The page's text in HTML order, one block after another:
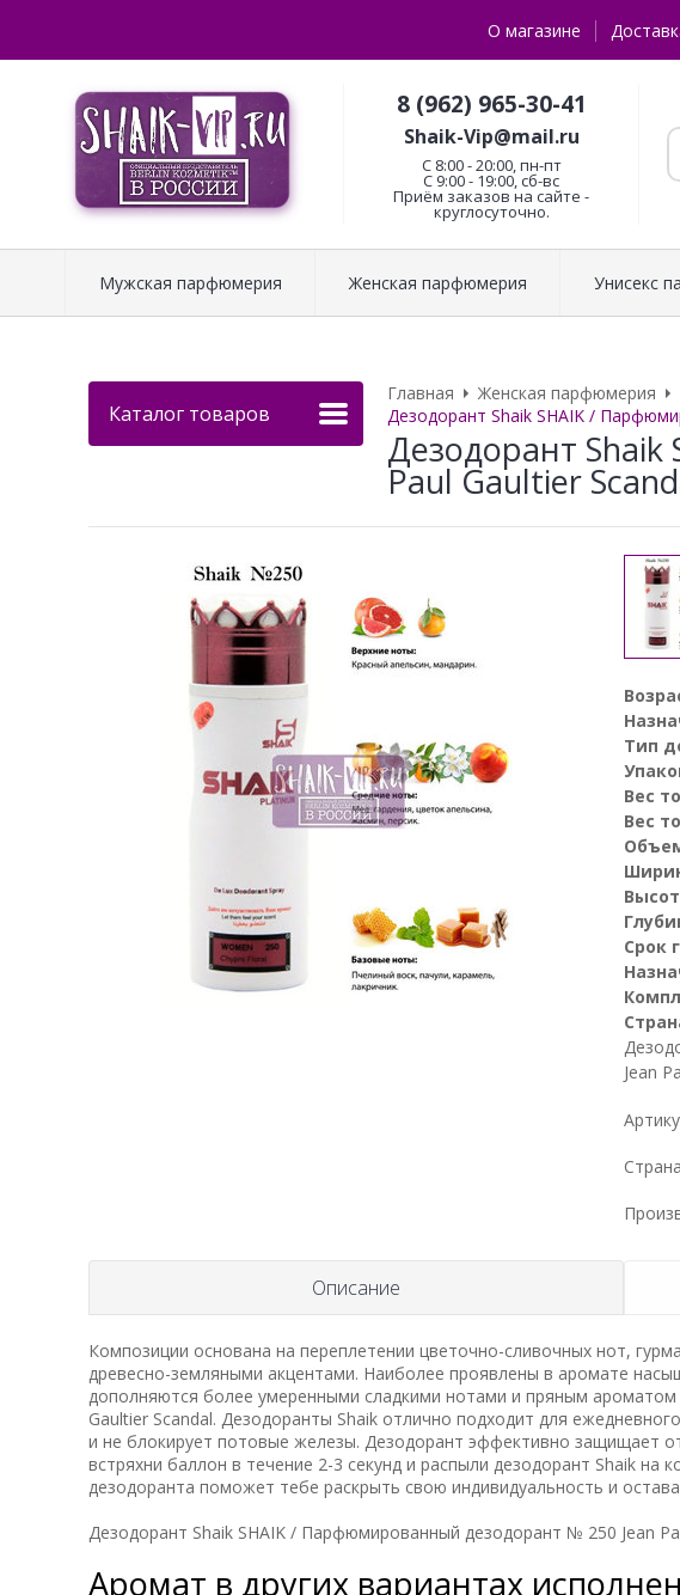
О магазине
8 (962) 965-30-41
Shaik-Vip@mail.ru
C 8:00 - 20:00, пн-пт
С 9:00 - 19:00, сб-вс
Приём заказов на сайте -
круглосуточно.
Мужская парфюмерия Женская парфюмерия Унисекс
Каталог товаров
Главная Женская парфюмерия
Дезодорант Shaik SHAIK /
Дезодорант
Paul Gaultier
Тип
Вес
Вес
Срок
Jean
Страна
Описание
Композиции основана на переплетении цветочно-сливочных нот,
древесно-земляными акцентами. Наиболее проявлены в аромате
дополняются более умеренными сладкими нотами и пряным ароматом
Gaultier Scandal. Дезодоранты Shaik отлично подходит для
и не блокирует потовые железы. Дезодорант эффективно защищает
встряхни баллон в течение 2-3 секунд и распыли дезодорант Shaik на
дезодоранта поможет тебе раскрыть свою индивидуальность и
Дезодорант Shaik SHAIK / Парфюмированный дезодорант № 250 Jean
Аромат в других вариантах